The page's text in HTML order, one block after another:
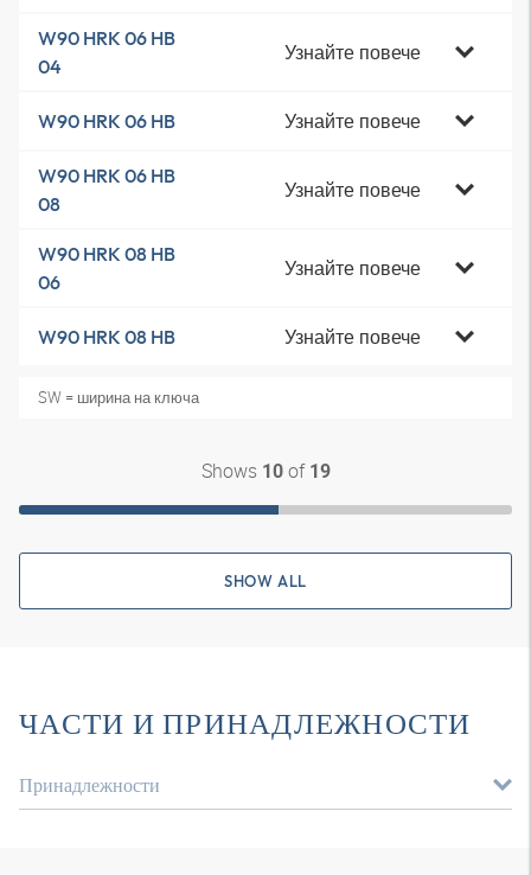
W90 HRK 06 HB
04
Узнайте повече
W90 HRK 06 HB Узнайте повече
W90 HRK 06 HB
08
Узнайте повече
W90 HRK 08 HB
06
Узнайте повече
W90 HRK 08 HB Узнайте повече
SW = ширина на ключа
Shows 10of 19
SHOW ALL
ЧАСТИ И ПРИНАДЛЕЖНОСТИ
Принадлежности